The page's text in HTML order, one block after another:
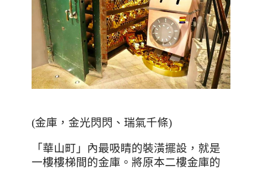
(金庫，金光閃閃、瑞氣千條)
「華山町」內最吸睛的裝潢擺設，就是
一樓樓梯間的金庫。將原本二樓金庫的